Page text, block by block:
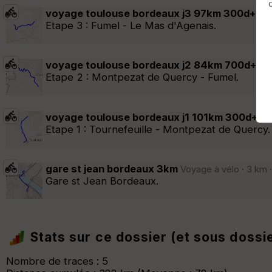
Afficher la cartodossier et sous-dossiers|ce dossier
voyage toulouse bordeaux j3 97km 300d+
Etape 3 : Fumel - Le Mas d'Agenais.
voyage toulouse bordeaux j2 84km 700d+
Etape 2 : Montpezat de Quercy - Fumel.
voyage toulouse bordeaux j1 101km 300d+
Etape 1 : Tournefeuille - Montpezat de Quercy.
gare st jean bordeaux 3km Voyage à vélo · 3 km
Gare st Jean Bordeaux.
Stats sur ce dossier (et sous
Nombre de traces : 5